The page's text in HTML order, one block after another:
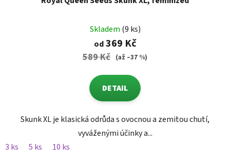
Skladem (9 ks)
od369 Kč
589 Kč (až –37 %)
DETAIL
Skunk XL je klasická odrůda s ovocnou a zemitou chutí,
vyváženými účinky a...
3 ks
5 ks 10 ks